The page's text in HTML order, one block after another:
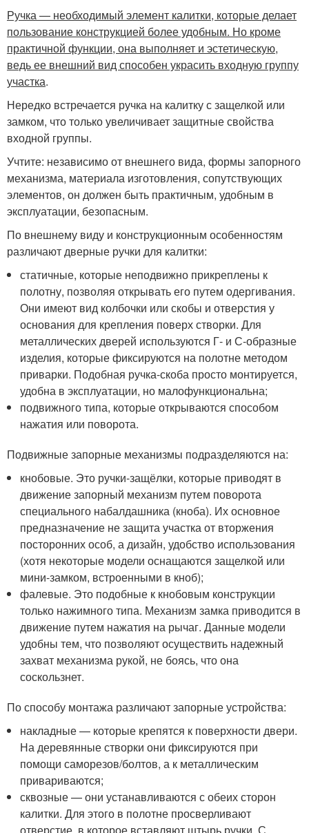
Ручка — необходимый элемент калитки, которые делает
пользование конструкцией более удобным. Но кроме
практичной функции, она выполняет и эстетическую,
ведь ее внешний вид способен украсить входную группу
участка.
Нередко встречается ручка на калитку с защелкой или
замком, что только увеличивает защитные свойства
входной группы.
Учтите: независимо от внешнего вида, формы запорного
механизма, материала изготовления, сопутствующих
элементов, он должен быть практичным, удобным в
эксплуатации, безопасным.
По внешнему виду и конструкционным особенностям
различают дверные ручки для калитки:
статичные, которые неподвижно прикреплены к
полотну, позволяя открывать его путем одергивания.
Они имеют вид колбочки или скобы и отверстия у
основания для крепления поверх створки. Для
металлических дверей используются Г- и С-образные
изделия, которые фиксируются на полотне методом
приварки. Подобная ручка-скоба просто монтируется,
удобна в эксплуатации, но малофункциональна;
подвижного типа, которые открываются способом
нажатия или поворота.
Подвижные запорные механизмы подразделяются на:
кнобовые. Это ручки-защёлки, которые приводят в
движение запорный механизм путем поворота
специального набалдашника (кноба). Их основное
предназначение не защита участка от вторжения
посторонних особ, а дизайн, удобство использования
(хотя некоторые модели оснащаются защелкой или
мини-замком, встроенными в кноб);
фалевые. Это подобные к кнобовым конструкции
только нажимного типа. Механизм замка приводится в
движение путем нажатия на рычаг. Данные модели
удобны тем, что позволяют осуществить надежный
захват механизма рукой, не боясь, что она
соскользнет.
По способу монтажа различают запорные устройства:
накладные — которые крепятся к поверхности двери.
На деревянные створки они фиксируются при
помощи саморезов/болтов, а к металлическим
привариваются;
сквозные — они устанавливаются с обеих сторон
калитки. Для этого в полотне просверливают
отверстие, в которое вставляют штырь ручки. С